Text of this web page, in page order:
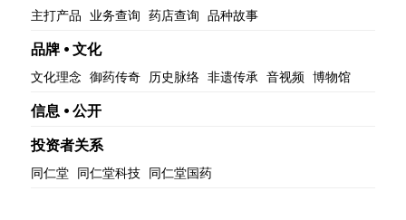
主打产品 业务查询 药店查询 品种故事
品牌 ⦁ 文化
文化理念 御药传奇 历史脉络 非遗传承 音视频 博物馆
信息 ⦁ 公开
投资者关系
同仁堂 同仁堂科技 同仁堂国药